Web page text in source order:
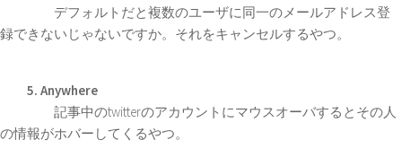
デフォルトだと複数のユーザに同一のメールアドレス登
録できないじゃないですか。それをキャンセルするやつ。
5. Anywhere
記事中のtwitterのアカウントにマウスオーバするとその人
の情報がホバーしてくるやつ。